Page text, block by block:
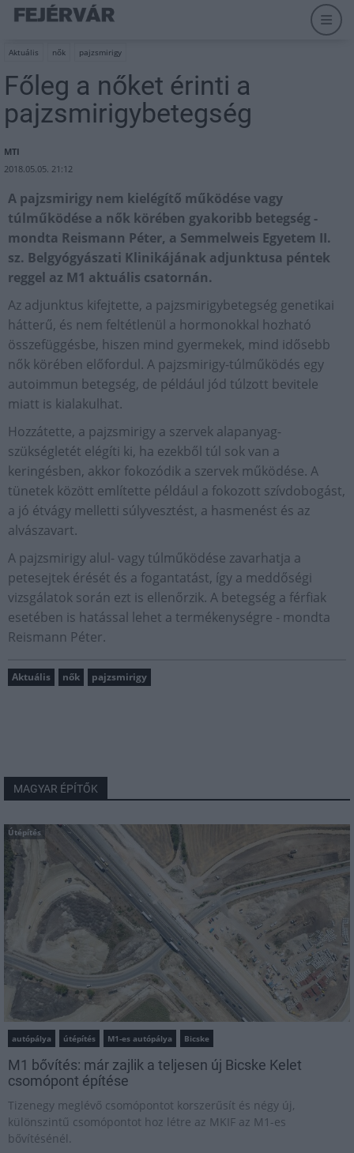
Aktuális nők pajzsmirigy
Főleg a nőket érinti a
pajzsmirigybetegség
MTI
2018.05.05. 21:12
A pajzsmirigy nem kielégítő működése vagy
túlműködése a nők körében gyakoribb betegség -
mondta Reismann Péter, a Semmelweis Egyetem II.
sz. Belgyógyászati Klinikájának adjunktusa péntek
reggel az M1 aktuális csatornán.
Az adjunktus kifejtette, a pajzsmirigybetegség genetikai
hátterű, és nem feltétlenül a hormonokkal hozható
összefüggésbe, hiszen mind gyermekek, mind idősebb
nők körében előfordul. A pajzsmirigy-túlműködés egy
autoimmun betegség, de például jód túlzott bevitele
miatt is kialakulhat.
Hozzátette, a pajzsmirigy a szervek alapanyag-
szükségletét elégíti ki, ha ezekből túl sok van a
keringésben, akkor fokozódik a szervek működése. A
tünetek között említette például a fokozott szívdobogást,
a jó étvágy melletti súlyvesztést, a hasmenést és az
alvászavart.
A pajzsmirigy alul- vagy túlműködése zavarhatja a
petesejtek érését és a fogantatást, így a meddőségi
vizsgálatok során ezt is ellenőrzik. A betegség a férfiak
esetében is hatással lehet a termékenységre - mondta
Reismann Péter.
Aktuális nők pajzsmirigy
MAGYAR ÉPÍTŐK
Útépítés
autópálya útépítés M1-es autópálya Bicske
M1 bővítés: már zajlik a teljesen új Bicske Kelet
csomópont építése
Tizenegy meglévő csomópontot korszerűsít és négy új,
különszintű csomópontot hoz létre az MKIF az M1-es
bővítésénél.